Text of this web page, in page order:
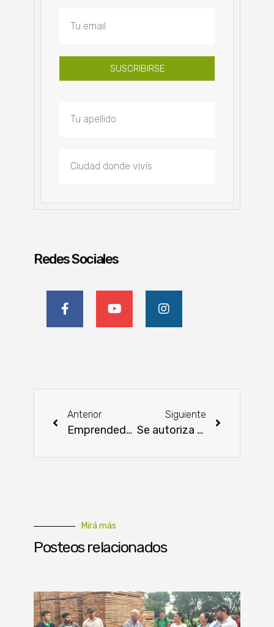
SUSCRIBIRSE
Redes Sociales
Anterior
Emprendedor se consolida como productor de azúcar con apoyo del CAH
Siguiente
Se autoriza el transporte de insumos ganaderos en acoplados de trans-ganados
Mirá más
Posteos relacionados